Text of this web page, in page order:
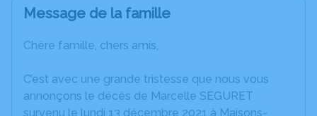
Message de la famille
Chère famille, chers amis,
C’est avec une grande tristesse que nous vous
annonçons le décès de Marcelle SEGURET
survenu le lundi 13 décembre 2021 à Maisons-